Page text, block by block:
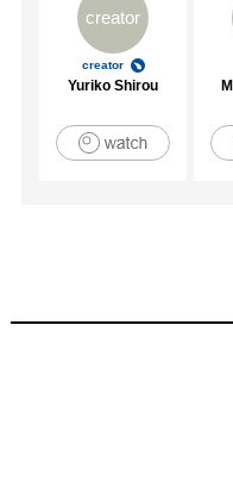
creator
creator
Yuriko Shirou